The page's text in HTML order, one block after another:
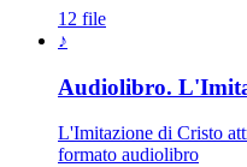
12 file
♪
Audiolibro.
L'Imitazione di Cristo
formato audiolibro